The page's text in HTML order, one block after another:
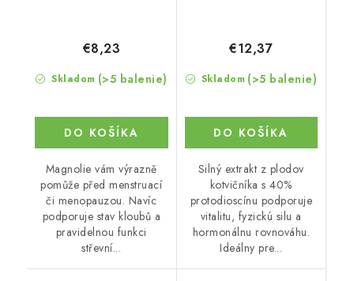
Skladom (>5 balenie)
€8,23
DO KOŠÍKA
Magnolie vám výrazně
pomůže před menstruací
či menopauzou. Navíc
podporuje stav kloubů a
pravidelnou funkci
střevní...
Skladom (>5 balenie)
€12,37
DO KOŠÍKA
Silný extrakt z plodov
kotvičníka s 40%
protodioscínu podporuje
vitalitu, fyzickú silu a
hormonálnu rovnováhu.
Ideálny pre...